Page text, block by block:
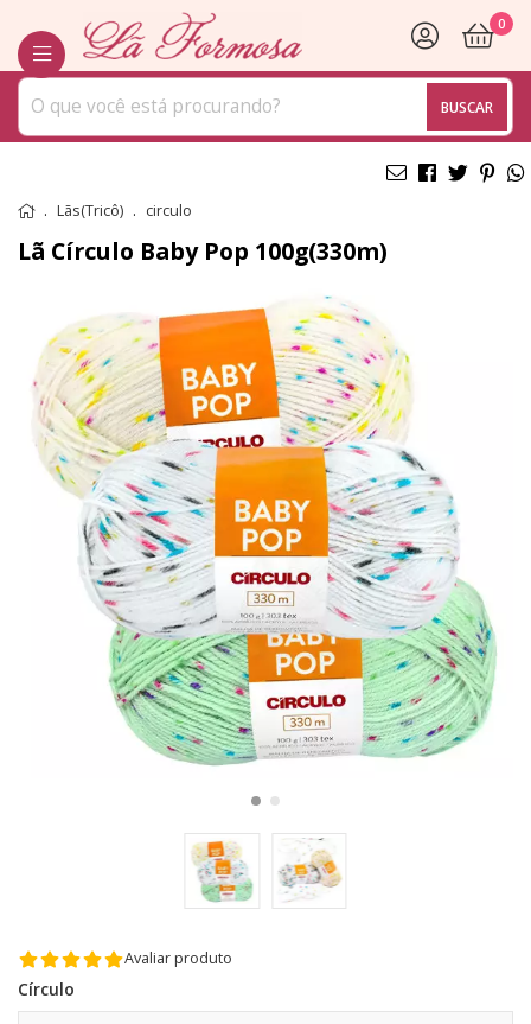
BUSCAR
0
Lãs(Tricô) circulo
Lã Círculo Baby Pop 100g(330m)
Avaliar produto
Círculo